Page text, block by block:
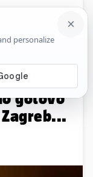
Komentari
rekord:
gotovo